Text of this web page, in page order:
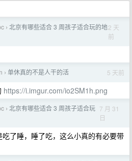
› 北京有哪些适合 3 周孩子适合玩的地2 天
前
› 单休真的不是人干的活 5 天前
https://i.imgur.com/io2SM1h.png
› 北京有哪些适合 3 周孩子适合玩 7 月 31
日
了睡，睡了吃，这么小真的有必要带